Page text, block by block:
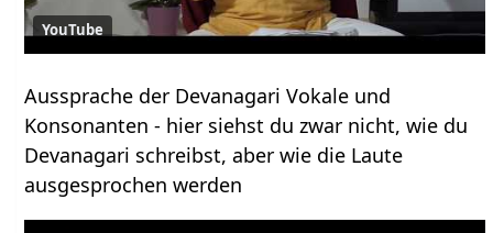
YouTube
Aussprache der Devanagari Vokale und
Konsonanten - hier siehst du zwar nicht, wie du
Devanagari schreibst, aber wie die Laute
ausgesprochen werden